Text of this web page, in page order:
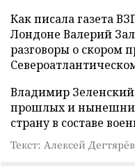
Как писала газета
Лондоне Валерий
разговоры о скором
Владимир Зеленский
прошлых и
страну в составе
Текст: Алексей Дегтярёв